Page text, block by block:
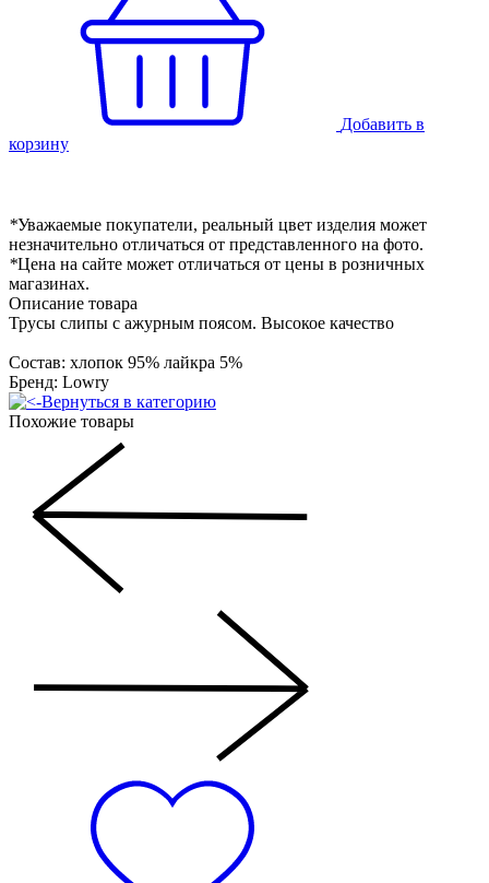
Добавить в
корзину
*Уважаемые покупатели, реальный цвет изделия может
незначительно отличаться от представленного на фото.
*Цена на сайте может отличаться от цены в розничных
магазинах.
Описание товара
Трусы слипы с ажурным поясом. Высокое качество
Состав: хлопок 95% лайкра 5%
Бренд: Lowry
Вернуться в категорию
Похожие товары